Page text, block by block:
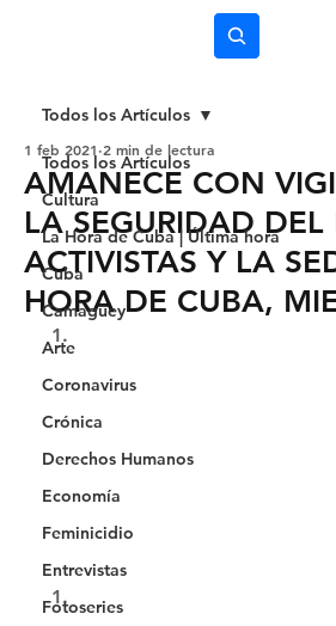
Todos los Artículos
Cultura
La Hora de Cuba | Última hora
Cuba
Camagüey
Arte
Coronavirus
Crónica
Derechos Humanos
Economía
Feminicidio
Entrevistas
Fotoseries
Todos los Artículos
AMANECE CON
LA SEGURIDAD DEL
ACTIVISTAS Y LA
HORA DE CUBA,
1 feb 2021 2 min de lectura